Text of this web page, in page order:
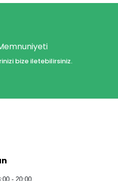
bize iletebilirsiniz.
- 20:00